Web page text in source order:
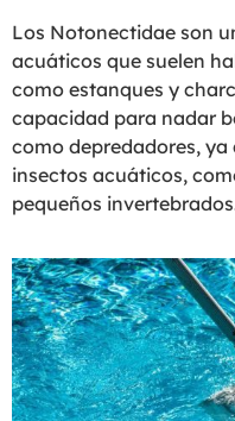
Los Notonectidae son
acuáticos que suelen
como estanques y
capacidad para nadar
como depredadores,
insectos acuáticos,
pequeños